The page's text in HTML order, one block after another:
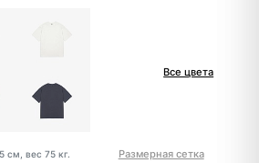
Все цвета
см, вес 75 кг. Размерная сетка